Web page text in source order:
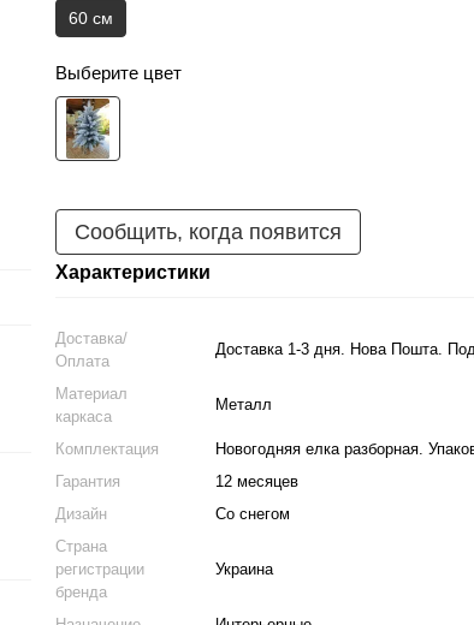
60 см
Выберите цвет
Сообщить, когда появится
Характеристики
Доставка/
Оплата
Доставка 1-3 дня. Нова Пошта.
Материал
каркаса
Металл
Комплектация
Новогодняя елка разборная.
Гарантия
12 месяцев
Дизайн
Со снегом
Страна
регистрации
бренда
Украина